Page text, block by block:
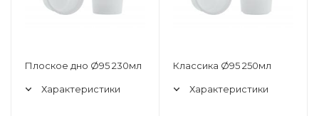
Плоское дно Ø95 230мл
Характеристики
Классика Ø95 250мл
Характеристики